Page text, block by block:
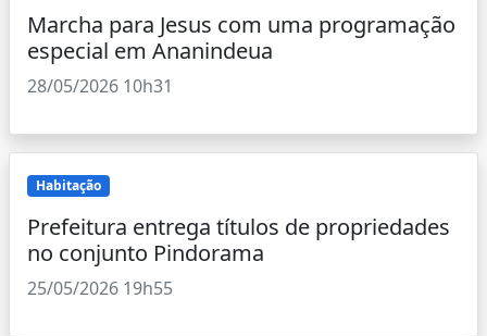
Marcha para Jesus com uma programação
especial em Ananindeua
28/05/2026 10h31
Habitação
Prefeitura entrega títulos de propriedades
no conjunto Pindorama
25/05/2026 19h55